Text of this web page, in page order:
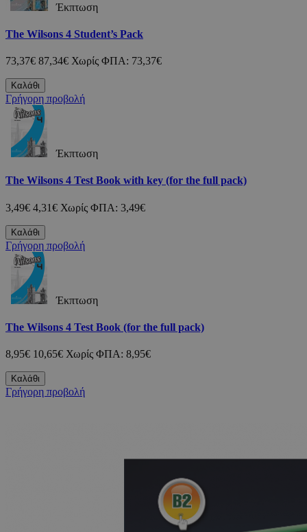
Έκπτωση
The Wilsons 4 Student’s Pack
73,37€ 87,34€ Χωρίς ΦΠΑ: 73,37€
Καλάθι
Γρήγορη προβολή
Έκπτωση
The Wilsons 4 Test Book with key (for the full pack)
3,49€ 4,31€ Χωρίς ΦΠΑ: 3,49€
Καλάθι
Γρήγορη προβολή
Έκπτωση
The Wilsons 4 Test Book (for the full pack)
8,95€ 10,65€ Χωρίς ΦΠΑ: 8,95€
Καλάθι
Γρήγορη προβολή